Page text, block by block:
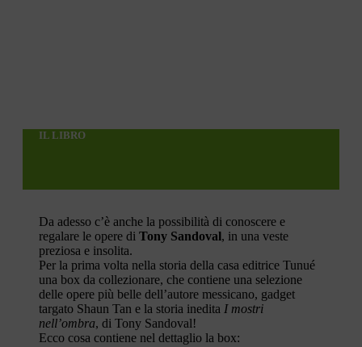
IL LIBRO
Da adesso c’è anche la possibilità di conoscere e
regalare le opere di Tony Sandoval, in una veste
preziosa e insolita.
Per la prima volta nella storia della casa editrice Tunué
una box da collezionare, che contiene una selezione
delle opere più belle dell’autore messicano, gadget
targato Shaun Tan e la storia inedita I mostri
nell’ombra, di Tony Sandoval!
Ecco cosa contiene nel dettaglio la box: